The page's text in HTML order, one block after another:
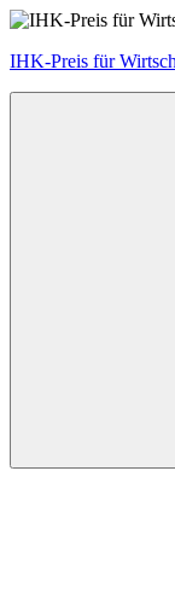
Zum
springen
IHK-Preis für